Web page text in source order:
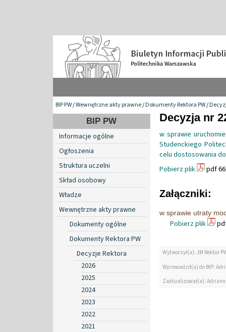
BIP PW/Wewnętrzne akty prawne/Dokumenty Rektora PW/
BIP PW
Informacje ogólne
Ogłoszenia
Struktura uczelni
Skład osobowy
Władze
Wewnętrzne akty prawne
Dokumenty ogólne
Dokumenty Rektora PW
Decyzje Rektora
2026
2025
2024
2023
2022
2021
Decyzja nr
w sprawie
Studenckiego
celu dostosowania
Pobierz plik
pdf
Załączniki:
w sprawie utraty
Pobierz plik
Wytworzył(a): JM Rektor
Wprowadził(a) do BIP:
Zaktualizował(a):